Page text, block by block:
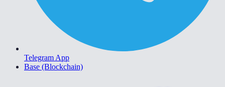
Telegram App
Base (Blockchain)